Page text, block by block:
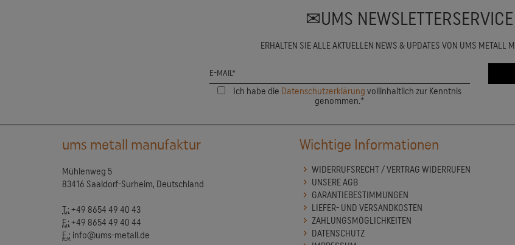
UMS NEWSLETTERSERVICE
ERHALTEN SIE ALLE AKTUELLEN NEWS & UPDATES VON UMS METALL
Ich habe die Datenschutzerklärung vollinhaltlich zur Kenntnis
genommen.*
ums metall manufaktur
Mühlenweg 5
83416 Saaldorf-Surheim, Deutschland
T.: +49 8654 49 40 43
F.: +49 8654 49 40 44
E.: info@ums-metall.de
Wichtige Informationen
WIDERRUFSRECHT / VERTRAG WIDERRUFEN
UNSERE AGB
GARANTIEBESTIMMUNGEN
LIEFER- UND VERSANDKOSTEN
ZAHLUNGSMÖGLICHKEITEN
DATENSCHUTZ